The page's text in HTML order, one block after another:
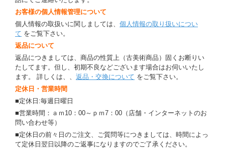
お客様の個人情報管理について
個人情報の取扱いに関しましては、 個人情報の取り扱いについ
て をご覧下さい。
返品について
返品につきましては、商品の性質上（古美術商品）固くお断りい
たしてます。但し、初期不良などございます場合はお伺いいたし
ます。 詳しくは、、 返品・交換について をご覧下さい。
定休日・営業時間
■定休日:毎週日曜日
■営業時間：ａｍ10：00～ｐｍ7：00（店舗・インターネットのお
問い合わせ等）
■定休日の前々日のご注文、ご質問等につきましては、時間によっ
て定休日翌日以降のご返事になりますのでご了承ください。